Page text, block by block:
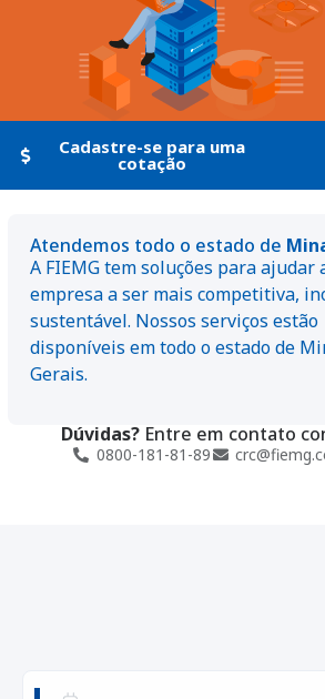
Cadastre-se para uma
cotação
Atendemos todo o estado de
A FIEMG tem soluções para ajudar
empresa a ser mais competitiva,
sustentável. Nossos serviços estão
disponíveis em todo o estado de
Gerais.
Dúvidas?Entre em contato
0800-181-81-89